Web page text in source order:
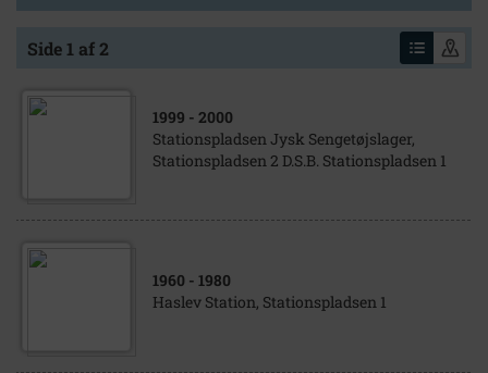
Side 1 af 2
1999 - 2000
Stationspladsen Jysk Sengetøjslager,
Stationspladsen 2 D.S.B. Stationspladsen 1
1960 - 1980
Haslev Station, Stationspladsen 1